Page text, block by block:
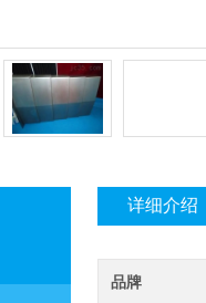
详细介绍
品牌